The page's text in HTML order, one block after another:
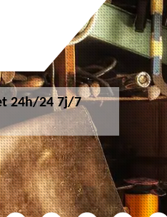
24h/24 7j/7